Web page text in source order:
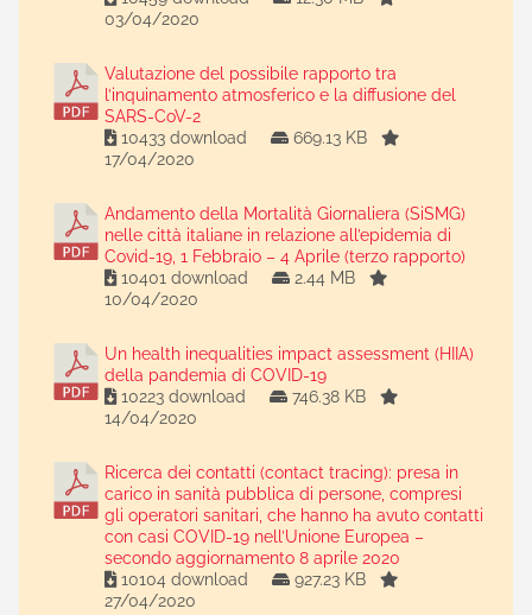
03/04/2020
Valutazione del possibile rapporto tra
l’inquinamento atmosferico e la diffusione del
SARS-CoV-2
10433 download
669.13 KB
17/04/2020
Andamento della Mortalità Giornaliera (SiSMG)
nelle città italiane in relazione all’epidemia di
Covid-19, 1 Febbraio – 4 Aprile (terzo rapporto)
10401 download
2.44 MB
10/04/2020
Un health inequalities impact assessment (HIIA)
della pandemia di COVID-19
10223 download
746.38 KB
14/04/2020
Ricerca dei contatti (contact tracing): presa in
carico in sanità pubblica di persone, compresi
gli operatori sanitari, che hanno ha avuto contatti
con casi COVID-19 nell’Unione Europea –
secondo aggiornamento 8 aprile 2020
10104 download
927.23 KB
27/04/2020